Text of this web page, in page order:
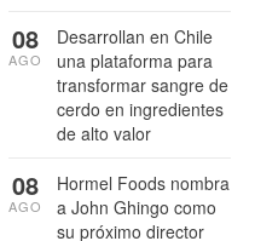
Desarrollan en Chile
una plataforma para
transformar sangre de
cerdo en ingredientes
de alto valor
08
AGO
Hormel Foods nombra
a John Ghingo como
su próximo director
08
AGO